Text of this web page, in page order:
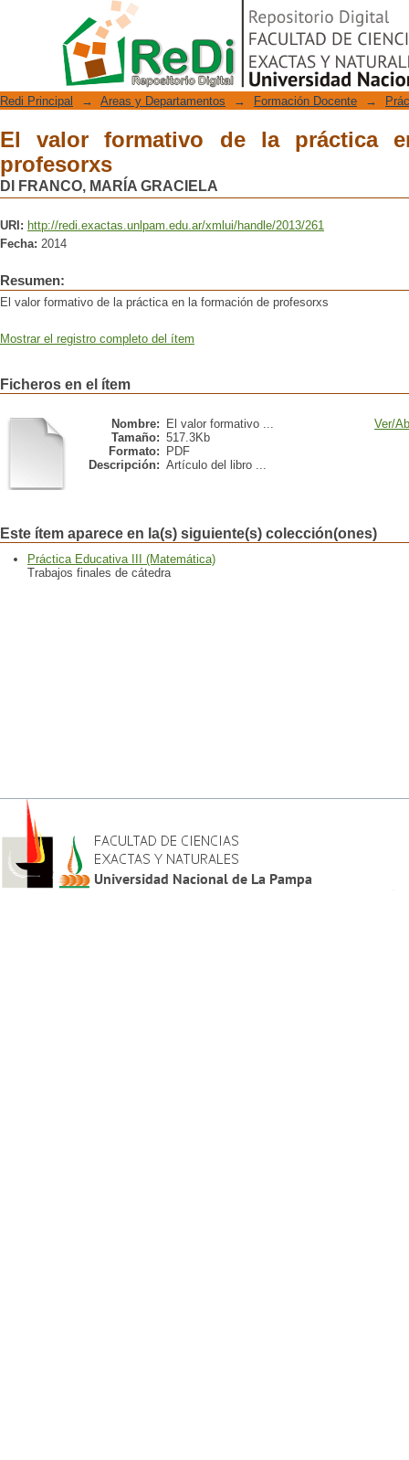
El valor formativo de la práctica en la
Repositorio Digital
Redi Principal → Areas y Departamentos → Formación Docente →
El valor formativo de la práctica
profesorxs
DI FRANCO, MARÍA GRACIELA
URI: http://redi.exactas.unlpam.edu.ar/xmlui/handle/2013/261
Fecha: 2014
Resumen:
El valor formativo de la práctica en la formación de profesorxs
Mostrar el registro completo del ítem
Ficheros en el ítem
Nombre:
El valor formativo ...
Tamaño: 517.3Kb
Formato:
PDF
Descripción: Artículo del libro ...
Ver/
Este ítem aparece en la(s) siguiente(s) colección(ones)
Práctica Educativa III (Matemática)
Trabajos finales de cátedra